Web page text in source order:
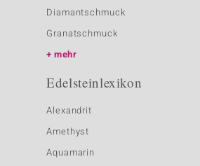
Diamantschmuck
Granatschmuck
mehr
Edelsteinlexikon
Alexandrit
Amethyst
Aquamarin